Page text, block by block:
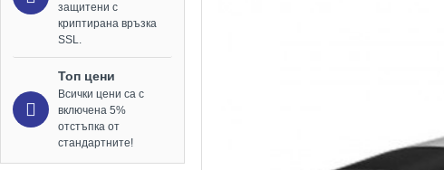
защитени с
криптирана връзка
SSL.
Топ цени
Всички цени са с
включена 5%
отстъпка от
стандартните!